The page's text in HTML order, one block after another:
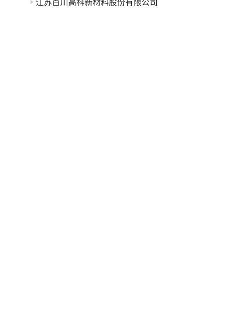
江苏百川高科新材料股份有限公司